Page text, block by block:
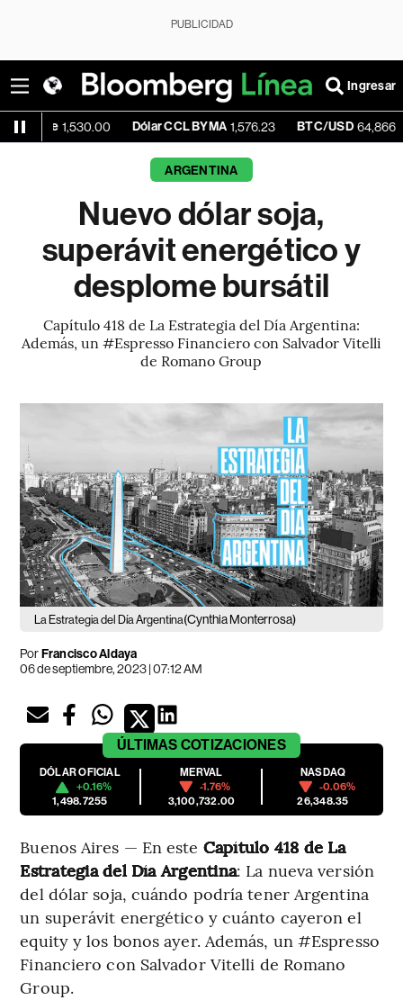
PUBLICIDAD
Ingresar
1,530.00 Dólar CCL BYMA 1,576.23 BTC/USD 64,866.56
ARGENTINA
Nuevo dólar soja,
superávit energético y
desplome bursátil
Capítulo 418 de La Estrategia del Día Argentina:
Además, un #Espresso Financiero con Salvador Vitelli
de Romano Group
La Estrategia del Día Argentina(Cynthia Monterrosa)
PorFrancisco Aldaya
06 de septiembre, 2023 | 07:12 AM
ÚLTIMAS COTIZACIONES
DÓLAR OFICIAL
+0.16%
1,498.7255
MERVAL
-1.76%
3,100,732.00
NASDAQ
-0.06%
26,348.35
Buenos Aires — En este Capítulo 418 de La
Estrategia del Día Argentina: La nueva versión
del dólar soja, cuándo podría tener Argentina
un superávit energético y cuánto cayeron el
equity y los bonos ayer. Además, un #Espresso
Financiero con Salvador Vitelli de Romano
Group.